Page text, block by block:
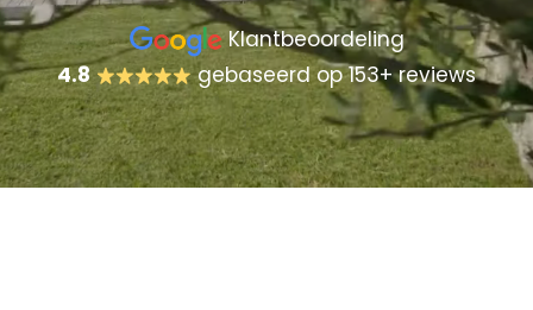
Klantbeoordeling
4.8
gebaseerd op 153+ reviews